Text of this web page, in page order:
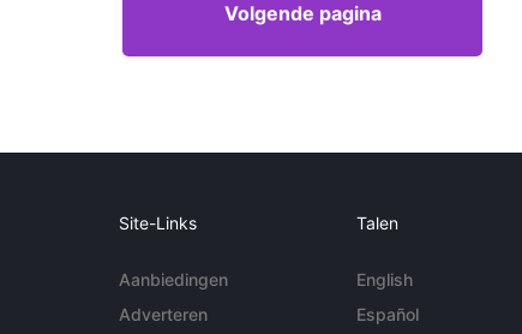
Volgende pagina
Site-Links
Aanbiedingen
Adverteren
Talen
English
Español